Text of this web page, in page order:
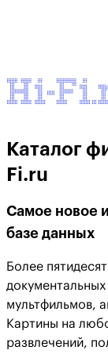
Каталог
Fi.ru
Самое новое
базе данных
Более
мультфильмов,
Картины на
развлечений,